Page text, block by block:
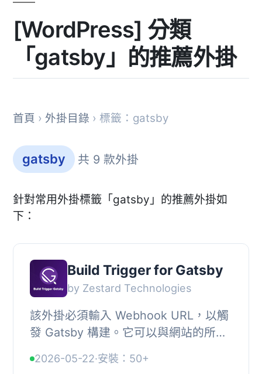
[WordPress] 分類
「gatsby」的推薦外掛
首頁 › 外掛目錄 › 標籤：gatsby
gatsby 共 9 款外掛
針對常用外掛標籤「gatsby」的推薦外掛如
下：
Build Trigger for Gatsby
by Zestard Technologies
該外掛必須輸入 Webhook URL，以觸
發 Gatsby 構建。它可以與網站的所有
用。, 功能, , , 初始使用者必須輸入從
2026-05-22·安裝：50+